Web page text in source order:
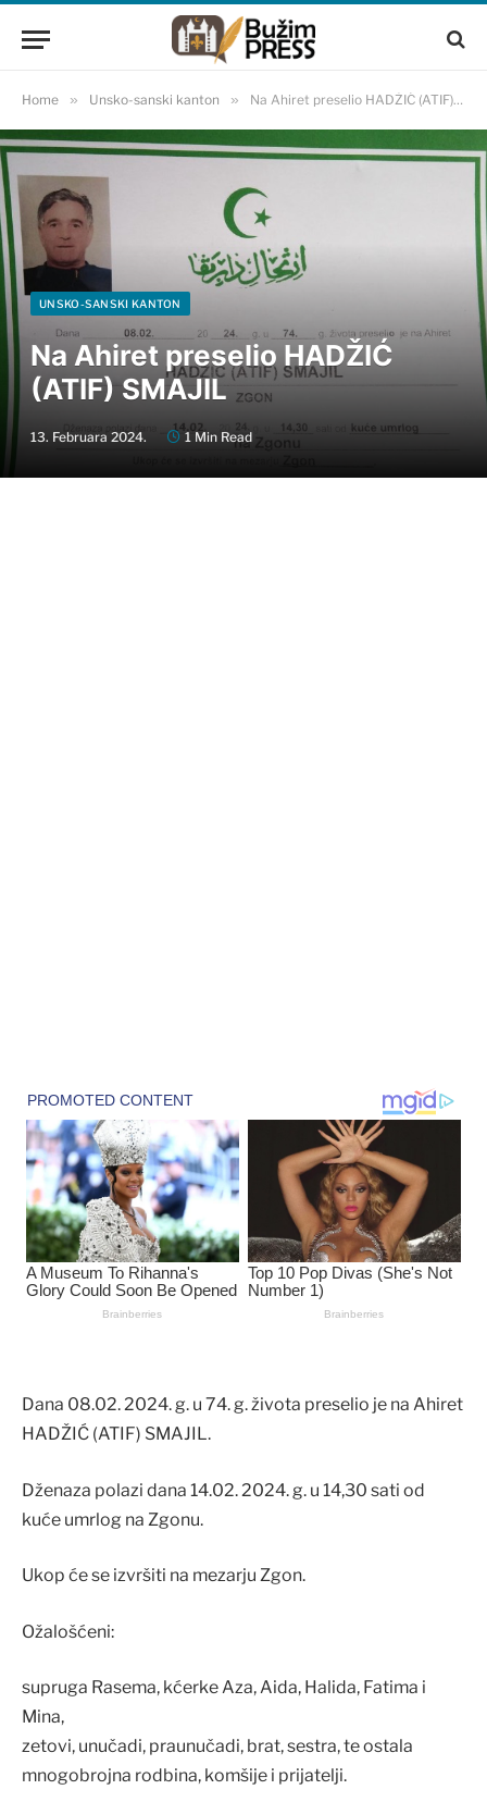
Home » Unsko-sanski kanton » Na Ahiret preselio HADŽIĆ (ATIF) SMAJIL
UNSKO-SANSKI KANTON
Na Ahiret preselio HADŽIĆ
(ATIF) SMAJIL
13. Februara 2024. 1 Min Read
Dana 08.02. 2024. g. u 74. g. života preselio je na Ahiret
HADŽIĆ (ATIF) SMAJIL.
Dženaza polazi dana 14.02. 2024. g. u 14,30 sati od
kuće umrlog na Zgonu.
Ukop će se izvršiti na mezarju Zgon.
Ožalošćeni:
supruga Rasema, kćerke Aza, Aida, Halida, Fatima i
Mina,
zetovi, unučadi, praunučadi, brat, sestra, te ostala
mnogobrojna rodbina, komšije i prijatelji.